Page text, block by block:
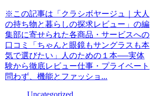
※この記事は「クラシボヤージュ｜大人
の持ち物と暮らしの探求レビュー」の編
集部に寄せられた各商品・サービスへの
口コミ「ちゃんと眼鏡もサングラスも本
気で選びたい」人のための１本──実体
験から徹底レビュー仕事・プライベート
問わず、機能とファッショ...
Uncategorized